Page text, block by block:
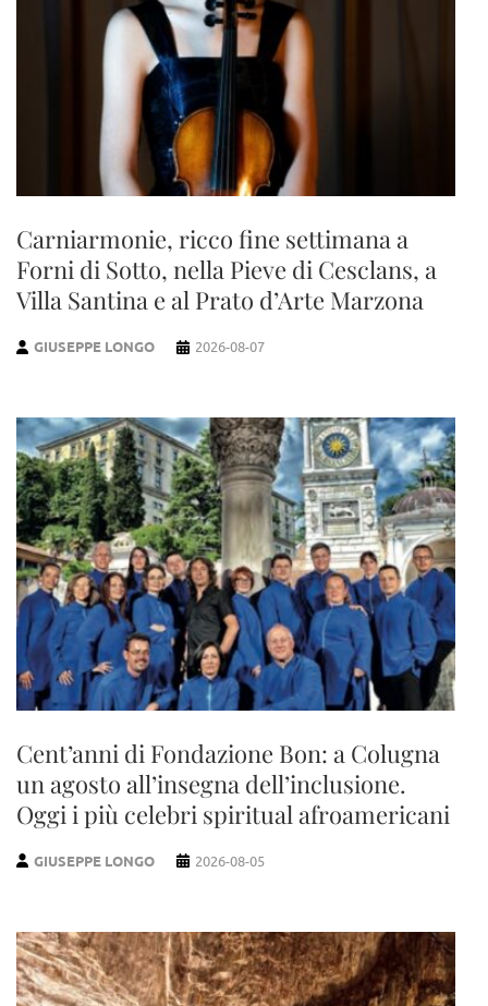
Carniarmonie, ricco fine settimana a
Forni di Sotto, nella Pieve di Cesclans, a
Villa Santina e al Prato d’Arte Marzona
GIUSEPPE LONGO 2026-08-07
Cent’anni di Fondazione Bon: a Colugna
un agosto all’insegna dell’inclusione.
Oggi i più celebri spiritual afroamericani
GIUSEPPE LONGO 2026-08-05